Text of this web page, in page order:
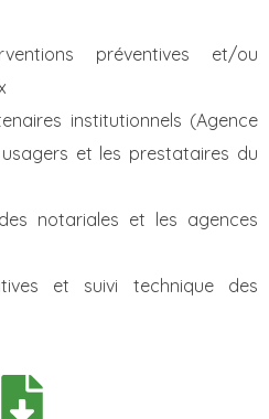
préventives et/ou
institutionnels (Agence
usagers et les prestataires du
notariales et les agences
et suivi technique des